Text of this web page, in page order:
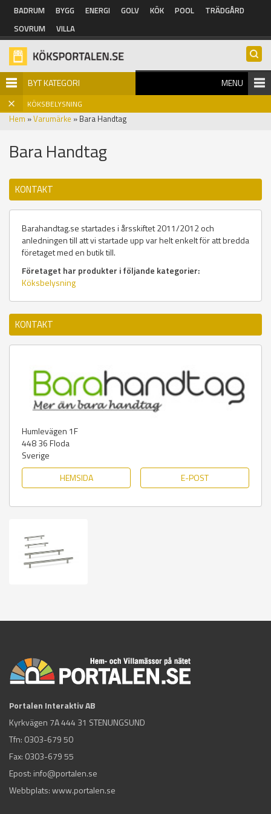
Hoppa till huvudinnehåll
BADRUM BYGG ENERGI GOLV KÖK POOL
TRÄDGÅRD
SOVRUM
VILLA
BYT KATEGORI MENU
KÖKSBELYSNING
Hem »Varumärke » Bara Handtag
Bara Handtag
KONTAKT
Barahandtag.se startades i årsskiftet 2011/2012 och
anledningen till att vi startade upp var helt enkelt för att bredda
företaget med en butik till.
Företaget har produkter i följande kategorier:
Köksbelysning
KONTAKT
Humlevägen 1F
448 36Floda
Sverige
HEMSIDA
E-POST
Portalen Interaktiv AB
Kyrkvägen 7A 444 31 STENUNGSUND
Tfn: 0303-679 50
Fax: 0303-679 55
Epost: info@portalen.se
Webbplats: www.portalen.se